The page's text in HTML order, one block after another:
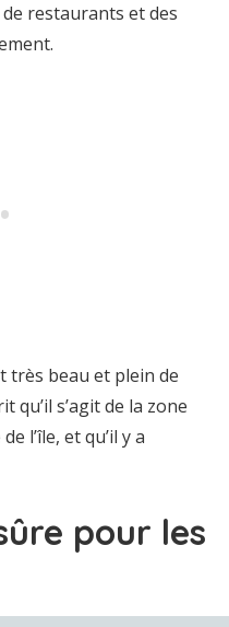
restaurants et des
très beau et plein de
qu’il s’agit de la zone
l’île, et qu’il y a
pour les